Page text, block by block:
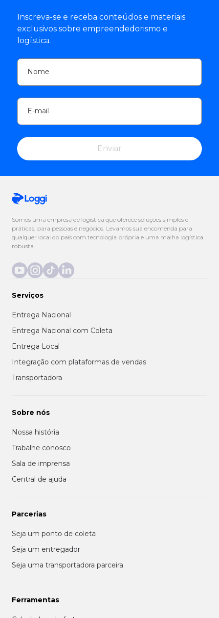
Inscreva-se e receba conteúdos e materiais
exclusivos sobre empreendedorismo e
logística.
Nome
E-mail
Enviar
Somos uma empresa de logística que oferece soluções simples e
práticas, para pessoas e negócios. Levamos sua encomenda para
qualquer local do país com tecnologia própria e uma malha logística
robusta.
Serviços
Entrega Nacional
Entrega Nacional com Coleta
Entrega Local
Integração com plataformas de vendas
Transportadora
Sobre nós
Nossa história
Trabalhe conosco
Sala de imprensa
Central de ajuda
Parcerias
Seja um ponto de coleta
Seja um entregador
Seja uma transportadora parceira
Ferramentas